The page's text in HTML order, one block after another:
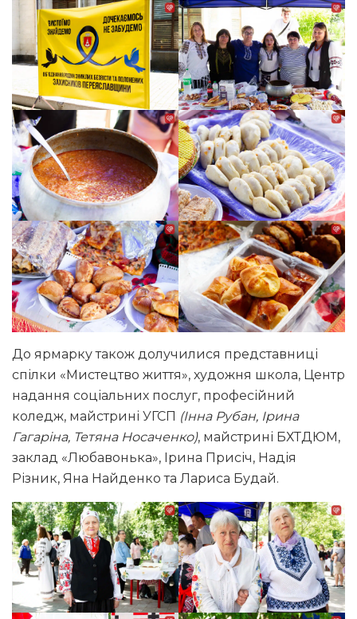
До ярмарку також долучилися представниці
спілки «Мистецтво життя», художня школа, Центр
надання соціальних послуг, професійний
коледж, майстрині УГСП (Інна Рубан, Ірина
Гагаріна, Тетяна Носаченко), майстрині БХТДЮМ,
заклад «Любавонька», Ірина Присіч, Надія
Різник, Яна Найденко та Лариса Будай.